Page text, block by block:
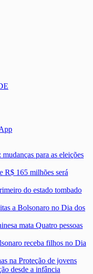
para as eleições
R$ 165 milhões será
do estado tombado
a Bolsonaro no Dia dos
mata Quatro pessoas
receba filhos no Dia
na Proteção de jovens
desde a infância